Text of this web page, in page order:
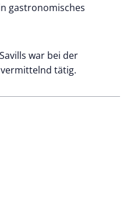
gastronomisches
war bei der
tätig.